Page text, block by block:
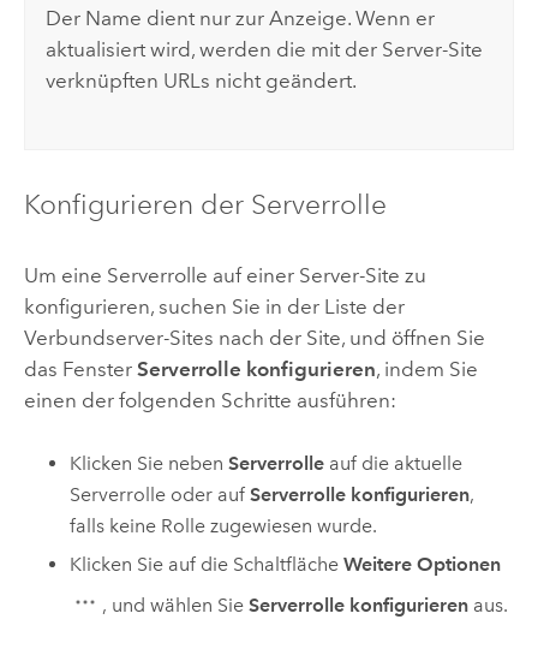
Der Name dient nur zur Anzeige. Wenn er
aktualisiert wird, werden die mit der Server-Site
verknüpften URLs nicht geändert.
Konfigurieren der Serverrolle
Um eine Serverrolle auf einer Server-Site zu
konfigurieren, suchen Sie in der Liste der
Verbundserver-Sites nach der Site, und öffnen Sie
das Fenster Serverrolle konfigurieren, indem Sie
einen der folgenden Schritte ausführen:
Klicken Sie nebenServerrolle auf die aktuelle
Serverrolle oder aufServerrolle konfigurieren,
falls keine Rolle zugewiesen wurde.
Klicken Sie auf die SchaltflächeWeitere Optionen
, und wählen SieServerrolle konfigurieren aus.